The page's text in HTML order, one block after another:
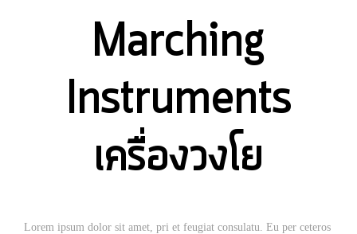
Marching
Instruments
เครื่องวงโย
Lorem ipsum dolor sit amet, pri et feugiat consulatu. Eu per ceteros